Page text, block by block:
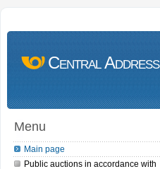
Central Address
Menu
Main page
Public auctions in accordance with